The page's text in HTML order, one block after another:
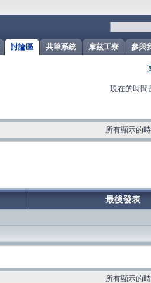
參與
摩茲工寮
共筆系統
討論區
現在的時間
所有顯示的
最後發表
所有顯示的